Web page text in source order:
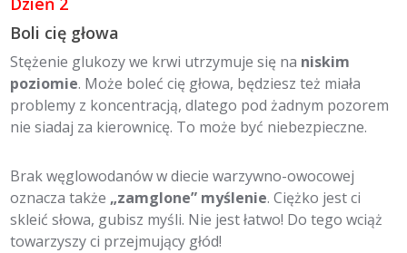
Boli cię głowa
Stężenie glukozy we krwi utrzymuje się na niskim
poziomie. Może boleć cię głowa, będziesz też miała
problemy z koncentracją, dlatego pod żadnym pozorem
nie siadaj za kierownicę. To może być niebezpieczne.
Brak węglowodanów w diecie warzywno-owocowej
oznacza także „zamglone” myślenie. Ciężko jest ci
skleić słowa, gubisz myśli. Nie jest łatwo! Do tego wciąż
towarzyszy ci przejmujący głód!